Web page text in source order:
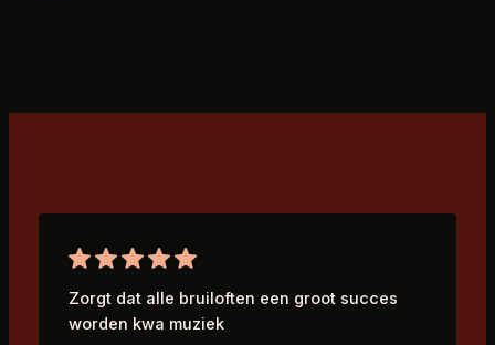
Zorgt dat alle bruiloften een groot succes
worden kwa muziek